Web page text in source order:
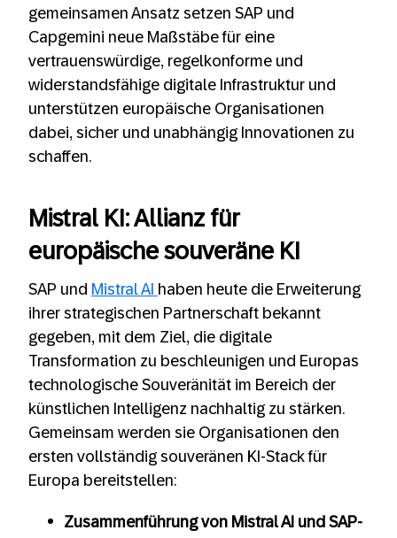
gemeinsamen Ansatz setzen SAP und
Capgemini neue Maßstäbe für eine
vertrauenswürdige, regelkonforme und
widerstandsfähige digitale Infrastruktur und
unterstützen europäische Organisationen
dabei, sicher und unabhängig Innovationen zu
schaffen.
Mistral KI: Allianz für
europäische souveräne KI
SAP und Mistral AI haben heute die Erweiterung
ihrer strategischen Partnerschaft bekannt
gegeben, mit dem Ziel, die digitale
Transformation zu beschleunigen und Europas
technologische Souveränität im Bereich der
künstlichen Intelligenz nachhaltig zu stärken.
Gemeinsam werden sie Organisationen den
ersten vollständig souveränen KI-Stack für
Europa bereitstellen:
Zusammenführung von Mistral AI und SAP-